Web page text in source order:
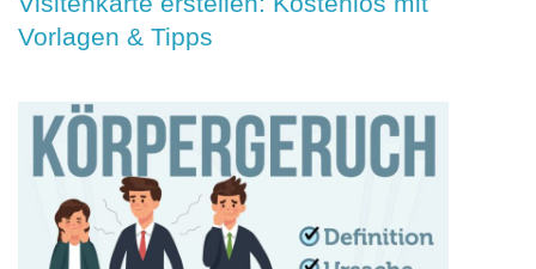
Vorlagen & Tipps